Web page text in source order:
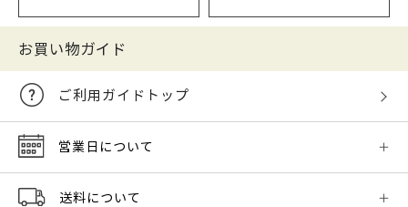
お買い物ガイド
ご利用ガイドトップ
営業日について
送料について